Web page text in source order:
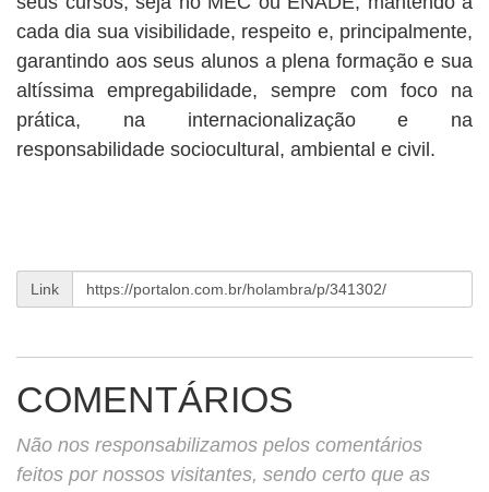
cada dia sua visibilidade, respeito e, principalmente,
garantindo aos seus alunos a plena formação e sua
altíssima empregabilidade, sempre com foco na
prática, na internacionalização e na
responsabilidade sociocultural, ambiental e civil.
Link
COMENTÁRIOS
Não nos responsabilizamos pelos comentários
feitos por nossos visitantes, sendo certo que as